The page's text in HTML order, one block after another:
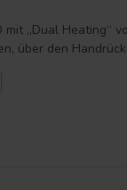
„Dual Heating“
über den